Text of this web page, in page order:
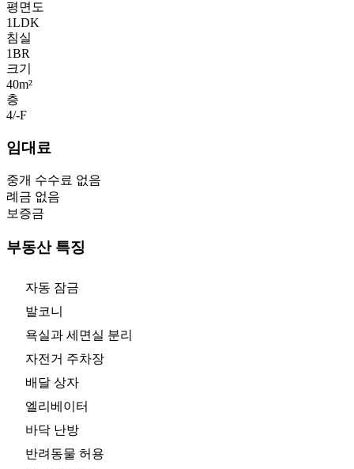
평면도
1LDK
침실
1BR
크기
40m²
층
4/-F
임대료
중개 수수료 없음
례금 없음
보증금
부동산 특징
자동 잠금
발코니
욕실과 세면실 분리
자전거 주차장
배달 상자
엘리베이터
바닥 난방
반려동물 허용